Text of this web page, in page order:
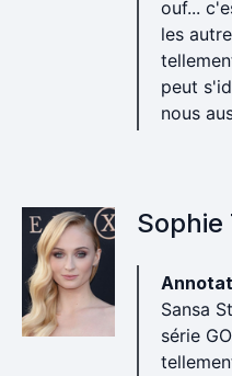
ouf...
les
peut
nous
Sophie
Sansa
série